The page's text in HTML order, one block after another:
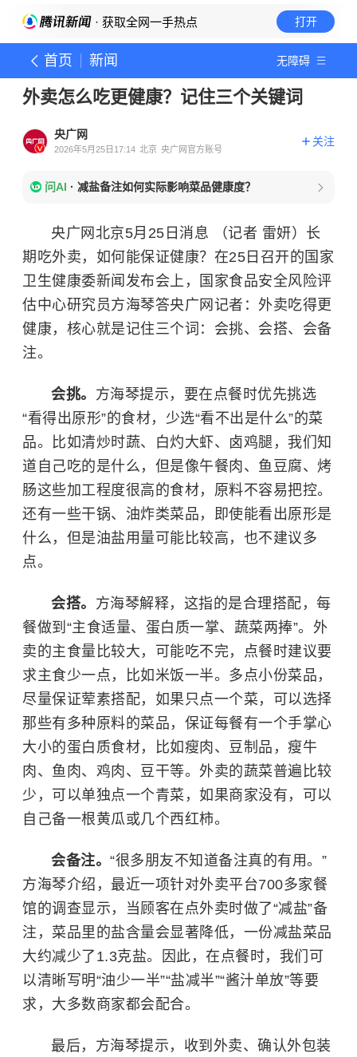
· 获取全网一手热点 打开
首页 新闻 无障碍
外卖怎么吃更健康？记住三个关键词
央广网
2026年5月25日17:14 北京 央广网官方账号
关注
问AI · 减盐备注如何实际影响菜品健康度？
央广网北京5月25日消息 （记者 雷妍）长
期吃外卖，如何能保证健康？在25日召开的国家
卫生健康委新闻发布会上，国家食品安全风险评
估中心研究员方海琴答央广网记者：外卖吃得更
健康，核心就是记住三个词：会挑、会搭、会备
注。
会挑。 方海琴提示，要在点餐时优先挑选
“看得出原形”的食材，少选“看不出是什么”的菜
品。比如清炒时蔬、白灼大虾、卤鸡腿，我们知
道自己吃的是什么，但是像午餐肉、鱼豆腐、烤
肠这些加工程度很高的食材，原料不容易把控。
还有一些干锅、油炸类菜品，即使能看出原形是
什么，但是油盐用量可能比较高，也不建议多
点。
会搭。 方海琴解释，这指的是合理搭配，每
餐做到“主食适量、蛋白质一掌、蔬菜两捧”。外
卖的主食量比较大，可能吃不完，点餐时建议要
求主食少一点，比如米饭一半。多点小份菜品，
尽量保证荤素搭配，如果只点一个菜，可以选择
那些有多种原料的菜品，保证每餐有一个手掌心
大小的蛋白质食材，比如瘦肉、豆制品，瘦牛
肉、鱼肉、鸡肉、豆干等。外卖的蔬菜普遍比较
少，可以单独点一个青菜，如果商家没有，可以
自己备一根黄瓜或几个西红柿。
会备注。 “很多朋友不知道备注真的有用。”
方海琴介绍，最近一项针对外卖平台700多家餐
馆的调查显示，当顾客在点外卖时做了“减盐”备
注，菜品里的盐含量会显著降低，一份减盐菜品
大约减少了1.3克盐。因此，在点餐时，我们可
以清晰写明“油少一半”“盐减半”“酱汁单放”等要
求，大多数商家都会配合。
最后，方海琴提示，收到外卖、确认外包装